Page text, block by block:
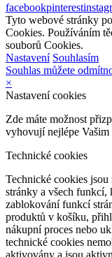
facebookpinterest
Tyto webové stránky
Cookies. Používáním
souborů Cookies.
Nastavení Souhlasím
Souhlas můžete
×
Nastavení cookies
Zde máte možnost
vyhovují nejlépe Vašim
Technické cookies
Technické cookies
stránky a všech funkcí,
zablokování funkcí
produktů v košíku,
nákupní proces nebo
technické cookies
aktivovány a jsou